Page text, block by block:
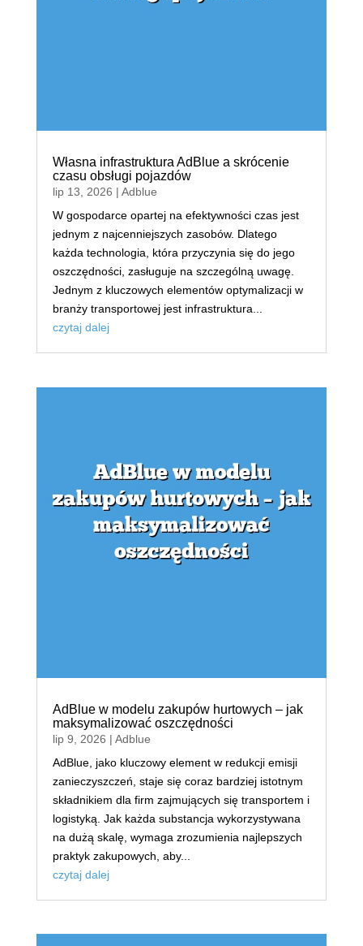
Własna infrastruktura AdBlue a skrócenie
czasu obsługi pojazdów
lip 13, 2026 | Adblue
W gospodarce opartej na efektywności czas jest
jednym z najcenniejszych zasobów. Dlatego
każda technologia, która przyczynia się do jego
oszczędności, zasługuje na szczególną uwagę.
Jednym z kluczowych elementów optymalizacji w
branży transportowej jest infrastruktura...
czytaj dalej
AdBlue w modelu zakupów hurtowych – jak
maksymalizować oszczędności
lip 9, 2026 | Adblue
AdBlue, jako kluczowy element w redukcji emisji
zanieczyszczeń, staje się coraz bardziej istotnym
składnikiem dla firm zajmujących się transportem i
logistyką. Jak każda substancja wykorzystywana
na dużą skalę, wymaga zrozumienia najlepszych
praktyk zakupowych, aby...
czytaj dalej